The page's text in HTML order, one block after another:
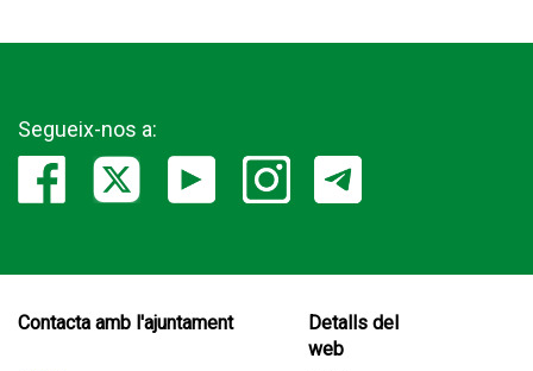
Segueix-nos a:
Contacta amb l'ajuntament
Detalls del
web